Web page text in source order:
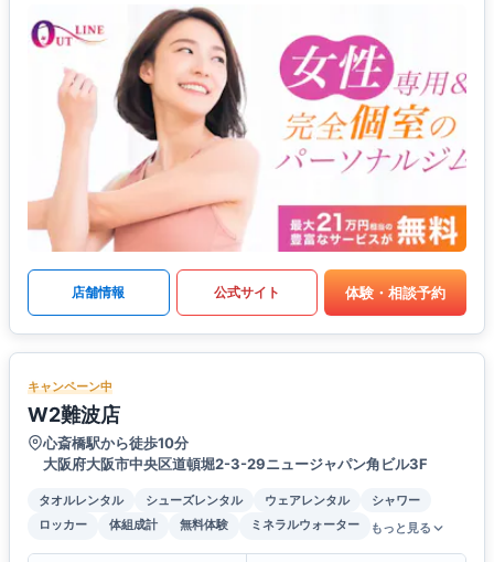
店舗情報 公式サイト 体験・相談予約
キャンペーン中
W2難波店
心斎橋駅から徒歩10分
大阪府大阪市中央区道頓堀2-3-29ニュージャパン角ビル3F
タオルレンタル シューズレンタル ウェアレンタル
シャワー
ロッカー
体組成計 無料体験 ミネラルウォーター もっと見る